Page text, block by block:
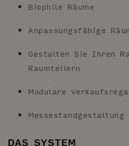
Biophile Räume
Anpassungsfähige
Gestalten Sie Ihren
Raumteilern
Modulare
Messestandgestaltung
DAS SYSTEM